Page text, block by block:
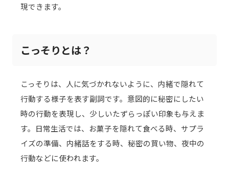
現できます。
こっそりとは？
こっそりは、人に気づかれないように、内緒で隠れて
行動する様子を表す副詞です。意図的に秘密にしたい
時の行動を表現し、少しいたずらっぽい印象も与えま
す。日常生活では、お菓子を隠れて食べる時、サプラ
イズの準備、内緒話をする時、秘密の買い物、夜中の
行動などに使われます。